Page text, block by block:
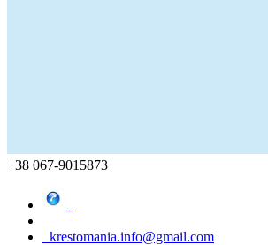
+38 067-9015873
krestomania.info@gmail.com